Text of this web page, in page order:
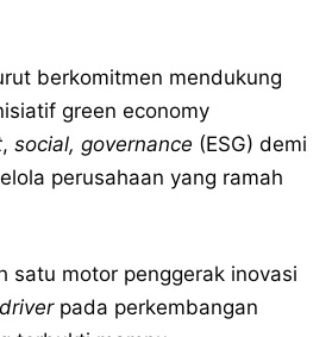
berkomitmen mendukung
green economy
, social, governance (ESG) demi
perusahaan yang ramah
satu motor penggerak inovasi
pada perkembangan